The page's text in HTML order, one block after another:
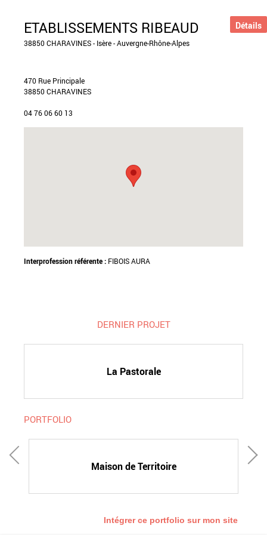
ETABLISSEMENTS RIBEAUD
38850 CHARAVINES - Isère - Auvergne-Rhône-Alpes
470 Rue Principale
38850 CHARAVINES
04 76 06 60 13
Interprofession référente : FIBOIS AURA
DERNIER PROJET
La Pastorale
Détails
PORTFOLIO
Maison de Territoire
Intégrer ce portfolio sur mon site